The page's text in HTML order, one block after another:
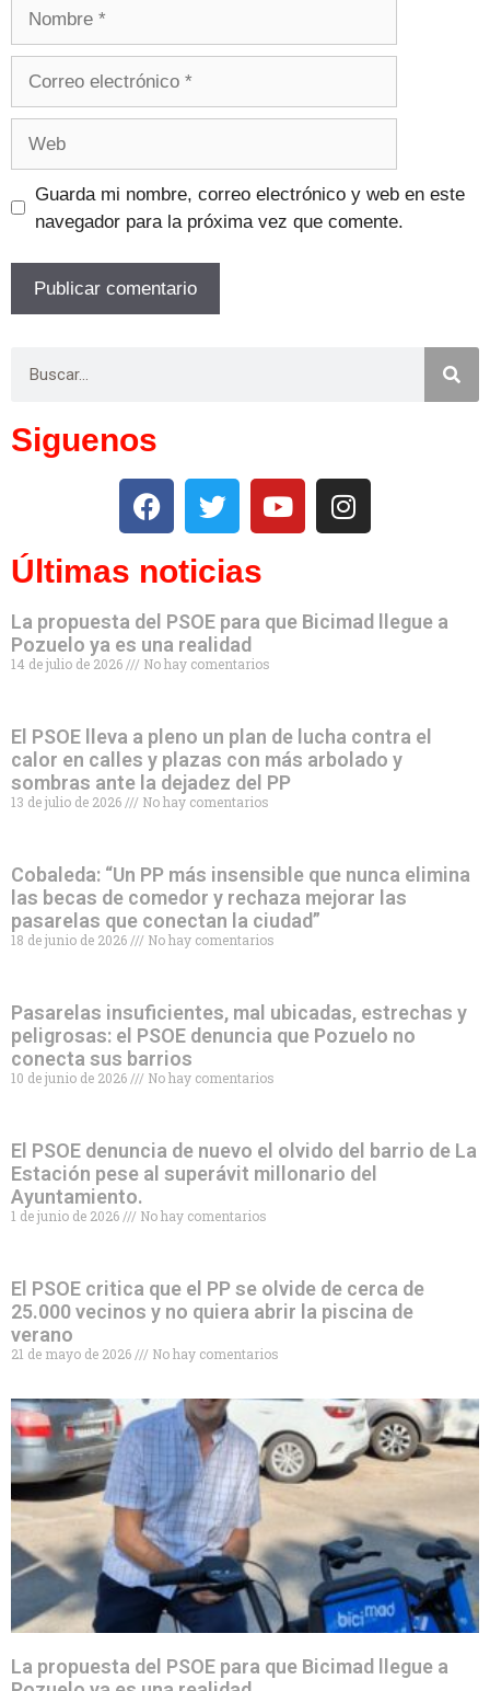
Guarda mi nombre, correo electrónico y web en este
navegador para la próxima vez que comente.
Siguenos
Últimas noticias
La propuesta del PSOE para que Bicimad llegue a
Pozuelo ya es una realidad
14 de julio de 2026 No hay comentarios
El PSOE lleva a pleno un plan de lucha contra el
calor en calles y plazas con más arbolado y
sombras ante la dejadez del PP
13 de julio de 2026 No hay comentarios
Cobaleda: “Un PP más insensible que nunca elimina
las becas de comedor y rechaza mejorar las
pasarelas que conectan la ciudad”
18 de junio de 2026 No hay comentarios
Pasarelas insuficientes, mal ubicadas, estrechas y
peligrosas: el PSOE denuncia que Pozuelo no
conecta sus barrios
10 de junio de 2026 No hay comentarios
El PSOE denuncia de nuevo el olvido del barrio de La
Estación pese al superávit millonario del
Ayuntamiento.
1 de junio de 2026 No hay comentarios
El PSOE critica que el PP se olvide de cerca de
25.000 vecinos y no quiera abrir la piscina de
verano
21 de mayo de 2026 No hay comentarios
La propuesta del PSOE para que Bicimad llegue a